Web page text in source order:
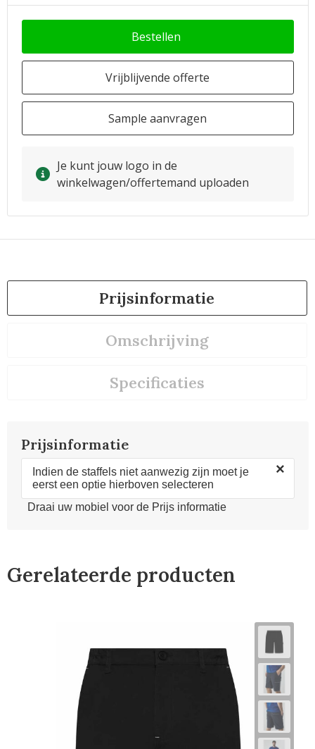
Bestellen
Vrijblijvende offerte
Sample aanvragen
Je kunt jouw logo in de
winkelwagen/offertemand uploaden
Prijsinformatie
Omschrijving
Specificaties
Prijsinformatie
Indien de staffels niet aanwezig zijn moet je
eerst een optie hierboven selecteren
×
Draai uw mobiel voor de Prijs informatie
Gerelateerde producten